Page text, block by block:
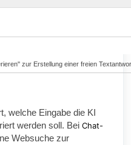
zur Erstellung einer freien
welche Eingabe die KI
werden soll. Bei Chat-
Websuche zur